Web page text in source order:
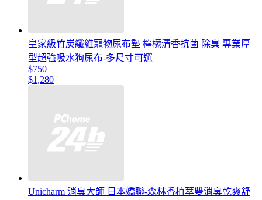
皇家級竹炭纖維寵物尿布墊 檸檬清香抗菌 除臭 專業厚
型超強吸水狗尿布-多尺寸可選
$750
$1,280
Unicharm 消臭大師 日本嬌聯-森林香植萃雙消臭乾爽舒